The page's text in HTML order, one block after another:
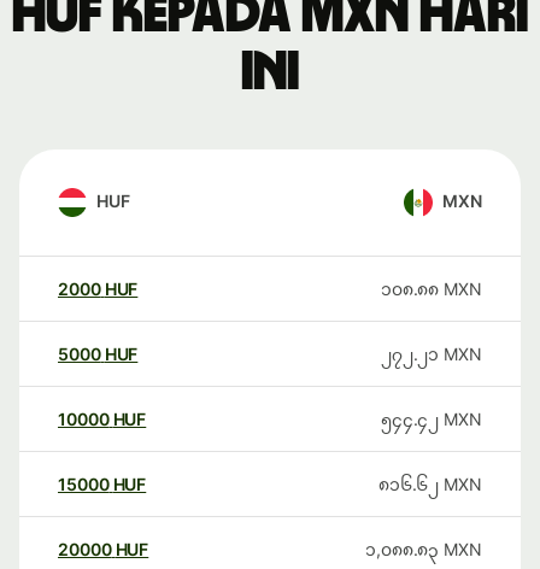
HUF kepada MXN hari
ini
HUF MXN
2000 HUF ၁၀၈.၈၈ MXN
5000 HUF ၂၇၂.၂၁ MXN
10000 HUF ၅၄၄.၄၂ MXN
15000 HUF ၈၁၆.၆၂ MXN
20000 HUF ၁,၀၈၈.၈၃ MXN